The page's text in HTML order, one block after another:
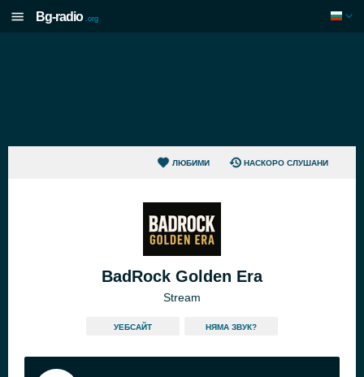
Bg-radio .org
ЛЮБИМИ НАСКОРО СЛУШАНИ
BadRock Golden Era
Stream
УЕБСАЙТ НЯМА ЗВУК?